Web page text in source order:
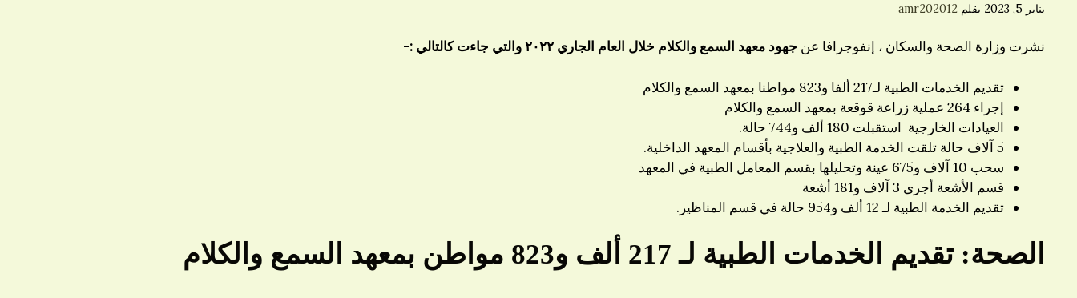
يناير 5, 2023 بقلم amr202012
نشرت وزارة الصحة والسكان ، إنفوجرافا عن جهود معهد السمع والكلام خلال العام الجاري ٢٠٢٢ والتي جاءت كالتالي :-
تقديم الخدمات الطبية لـ217 ألفا و823 مواطنا بمعهد السمع والكلام
إجراء 264 عملية زراعة قوقعة بمعهد السمع والكلام
العيادات الخارجية استقبلت 180 ألف و744 حالة.
5 آلاف حالة تلقت الخدمة الطبية والعلاجية بأقسام المعهد الداخلية.
سحب 10 آلاف و675 عينة وتحليلها بقسم المعامل الطبية في المعهد
قسم الأشعة أجرى 3 آلاف و181 أشعة
تقديم الخدمة الطبية لـ 12 ألف و954 حالة في قسم المناظير.
لصحة: تقديم الخدمات الطبية لـ 217 ألف و823 مواطن بمعهد السمع والكلام